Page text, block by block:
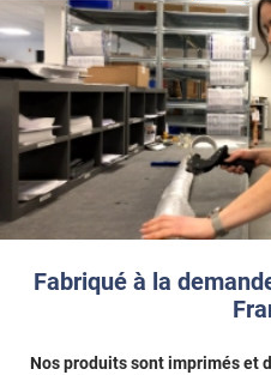
Fabriqué à la
Nos produits sont imprimés et